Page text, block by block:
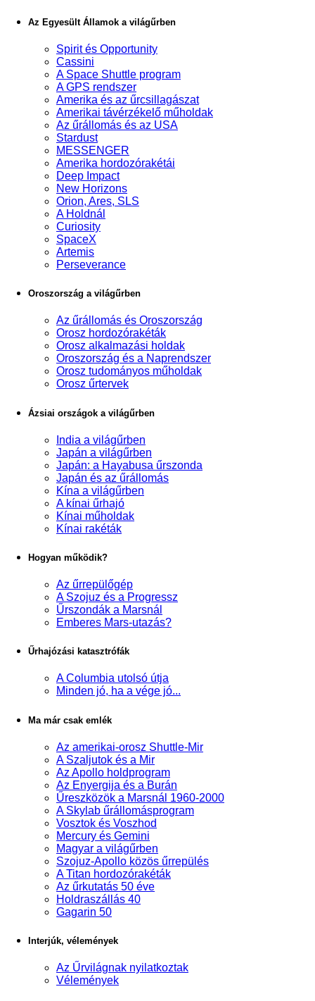
Az Egyesült Államok a világűrben
Spirit és Opportunity
Cassini
A Space Shuttle program
A GPS rendszer
Amerika és az űrcsillagászat
Amerikai távérzékelő műholdak
Az űrállomás és az USA
Stardust
MESSENGER
Amerika hordozórakétái
Deep Impact
New Horizons
Orion, Ares, SLS
A Holdnál
Curiosity
SpaceX
Artemis
Perseverance
Oroszország a világűrben
Az űrállomás és Oroszország
Orosz hordozórakéták
Orosz alkalmazási holdak
Oroszország és a Naprendszer
Orosz tudományos műholdak
Orosz űrtervek
Ázsiai országok a világűrben
India a világűrben
Japán a világűrben
Japán: a Hayabusa űrszonda
Japán és az űrállomás
Kína a világűrben
A kínai űrhajó
Kínai műholdak
Kínai rakéták
Hogyan működik?
Az űrrepülőgép
A Szojuz és a Progressz
Űrszondák a Marsnál
Emberes Mars-utazás?
Űrhajózási katasztrófák
A Columbia utolsó útja
Minden jó, ha a vége jó...
Ma már csak emlék
Az amerikai-orosz Shuttle-Mir
A Szaljutok és a Mir
Az Apollo holdprogram
Az Enyergija és a Burán
Űreszközök a Marsnál 1960-2000
A Skylab űrállomásprogram
Vosztok és Voszhod
Mercury és Gemini
Magyar a világűrben
Szojuz-Apollo közös űrrepülés
A Titan hordozórakéták
Az űrkutatás 50 éve
Holdraszállás 40
Gagarin 50
Interjúk, vélemények
Az Űrvilágnak nyilatkoztak
Vélemények